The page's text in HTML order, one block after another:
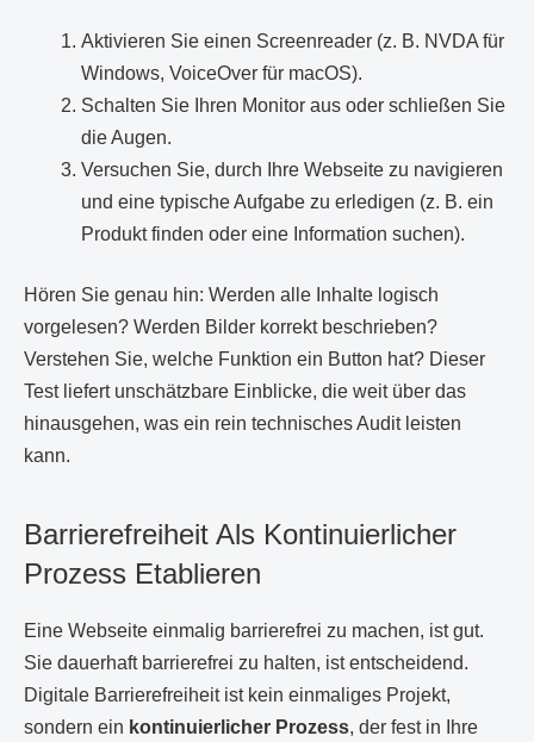
Aktivieren Sie einen Screenreader (z. B. NVDA für
Windows, VoiceOver für macOS).
Schalten Sie Ihren Monitor aus oder schließen Sie
die Augen.
Versuchen Sie, durch Ihre Webseite zu navigieren
und eine typische Aufgabe zu erledigen (z. B. ein
Produkt finden oder eine Information suchen).
Hören Sie genau hin: Werden alle Inhalte logisch
vorgelesen? Werden Bilder korrekt beschrieben?
Verstehen Sie, welche Funktion ein Button hat? Dieser
Test liefert unschätzbare Einblicke, die weit über das
hinausgehen, was ein rein technisches Audit leisten
kann.
Barrierefreiheit Als Kontinuierlicher
Prozess Etablieren
Eine Webseite einmalig barrierefrei zu machen, ist gut.
Sie dauerhaft barrierefrei zu halten, ist entscheidend.
Digitale Barrierefreiheit ist kein einmaliges Projekt,
sondern ein kontinuierlicher Prozess, der fest in Ihre